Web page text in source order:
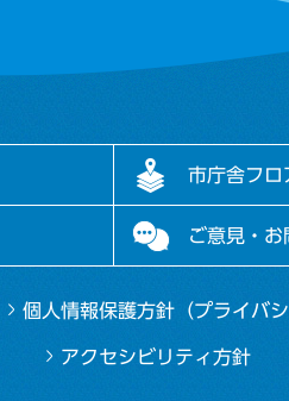
市庁舎フロ
ご意見・お
個人情報保護方針（プライバシ
アクセシビリティ方針